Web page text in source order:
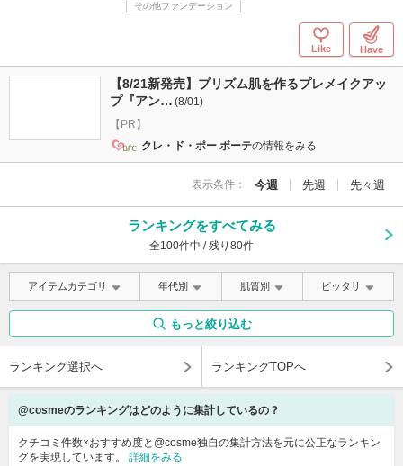
その他ファンデーション
Like Have
【8/21新発売】プリズム肌を作るプレメイクアッ
プ『アン… (8/01)
【PR】
クレ・ド・ポー ボーテの情報をみる
表示条件： 今週 先週 先々週
ランキングをすべてみる
全100件中 / 残り80件
アイテムカテゴリ 年代別 肌質別 ピッタリ
もっと絞り込む
ランキング選択へ ランキングTOPへ
@cosmeのランキングはどのように集計しているの？
クチコミ件数×おすすめ度と@cosme独自の集計方法を元に公正なランキン
グを実現しています。 詳細をみる